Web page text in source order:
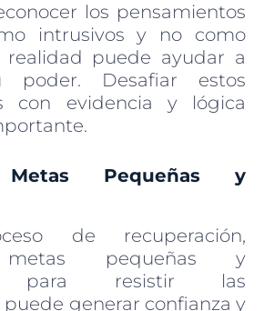
los pensamientos
intrusivos y no como
realidad puede ayudar a
poder. Desafiar estos
con evidencia y lógica
Metas Pequeñas y
de recuperación,
metas pequeñas y
para resistir las
generar confianza y